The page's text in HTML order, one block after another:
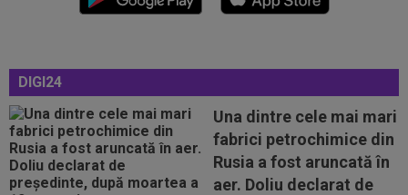
DIGI24
Una dintre cele mai mari
fabrici petrochimice din
Rusia a fost aruncată în
aer. Doliu declarat de
12:02
Real Madrid s-a reorientat după refuzul lui
Rodri. 90 de milioane de euro!
11:52
O echipă din SuperLiga, gata să se mute pe un
alt stadion: "Finalul lunii...